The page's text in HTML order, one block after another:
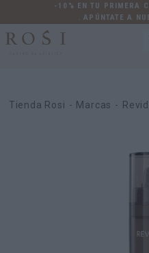
-10% EN TU PRIMERA
. APÚNTATE A
Tienda Rosi Marcas